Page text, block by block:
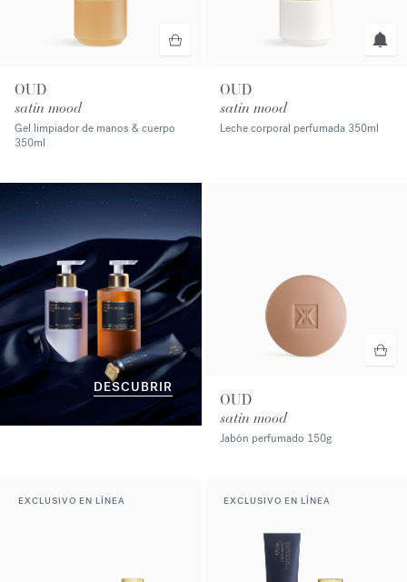
OUD
satin mood
Gel limpiador de manos & cuerpo
350ml
OUD
satin mood
Leche corporal perfumada 350ml
DESCUBRIR
OUD
satin mood
Jabón perfumado 150g
EXCLUSIVO EN LÍNEA EXCLUSIVO EN LÍNEA